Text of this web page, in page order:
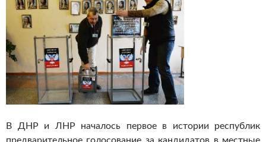
В ДНР и ЛНР началось первое в истории республик